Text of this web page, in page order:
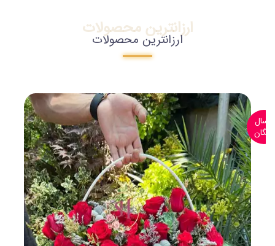
ارزانترین محصولات
ارزانترین محصولات
ارسال
رایگان